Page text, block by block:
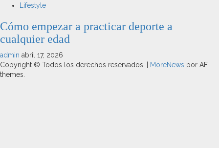
Lifestyle
Cómo empezar a practicar deporte a
cualquier edad
admin abril 17, 2026
Copyright © Todos los derechos reservados.
MoreNews por AF
themes.